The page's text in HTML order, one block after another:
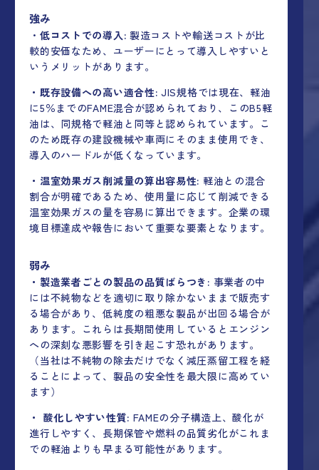
強み
・ 低コストでの導入: 製造コストや輸送コストが比
較的安価なため、ユーザーにとって導入しやすいと
いうメリットがあります。
・既存設備への高い適合性: JIS規格では現在、軽油
に5％までのFAME混合が認められており、このB5軽
油は、同規格で軽油と同等と認められています。こ
のため既存の建設機械や車両にそのまま使用でき、
導入のハードルが低くなっています。
・温室効果ガス削減量の算出容易性: 軽油との混合
割合が明確であるため、使用量に応じて削減できる
温室効果ガスの量を容易に算出できます。企業の環
境目標達成や報告において重要な要素となります。
弱み
・製造業者ごとの製品の品質ばらつき: 事業者の中
には不純物などを適切に取り除かないままで販売す
る場合があり、低純度の粗悪な製品が出回る場合が
あります。これらは長期間使用しているとエンジン
への深刻な悪影響を引き起こす恐れがあります。
（当社は不純物の除去だけでなく減圧蒸留工程を経
ることによって、製品の安全性を最大限に高めてい
ます）
・ 酸化しやすい性質: FAMEの分子構造上、酸化が
進行しやすく、長期保管や燃料の品質劣化がこれま
での軽油よりも早まる可能性があります。